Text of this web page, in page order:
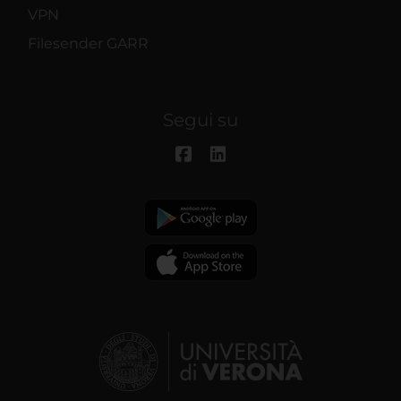
VPN
Filesender GARR
Segui su